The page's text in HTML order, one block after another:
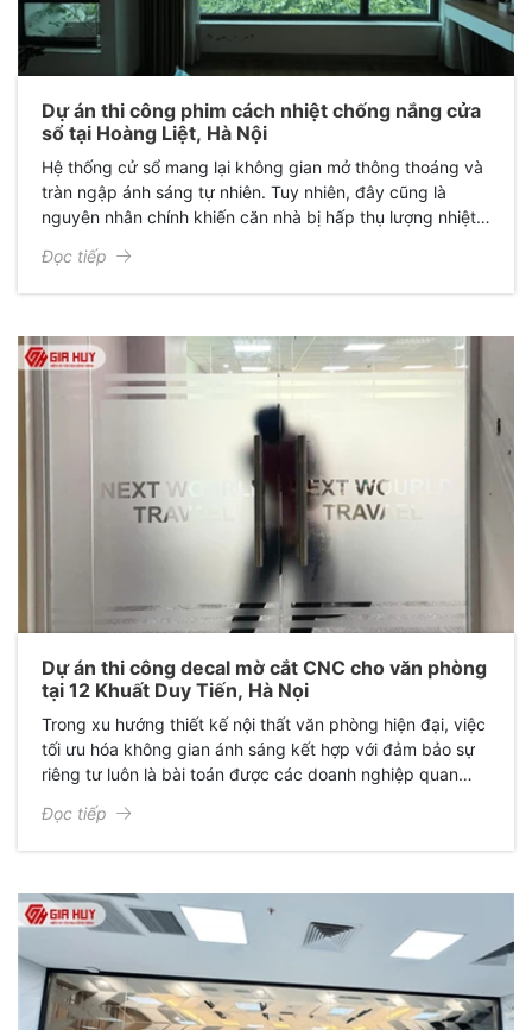
Dự án thi công phim cách nhiệt chống nắng cửa
sổ tại Hoàng Liệt, Hà Nội
Hệ thống cử sổ mang lại không gian mở thông thoáng và
tràn ngập ánh sáng tự nhiên. Tuy nhiên, đây cũng là
nguyên nhân chính khiến căn nhà bị hấp thụ lượng nhiệt
tiền.
Đọc tiếp
Dự án thi công decal mờ cắt CNC cho văn phòng
tại 12 Khuất Duy Tiến, Hà Nọi
Trong xu hướng thiết kế nội thất văn phòng hiện đại, việc
tối ưu hóa không gian ánh sáng kết hợp với đảm bảo sự
riêng tư luôn là bài toán được các doanh nghiệp quan
sắc dự án thi công decal mờ cắt CNC cho văn phòng anh
Tuấn Anh tại Hà Nội, mang lại một diện mạo hoàn toàn
Đọc tiếp